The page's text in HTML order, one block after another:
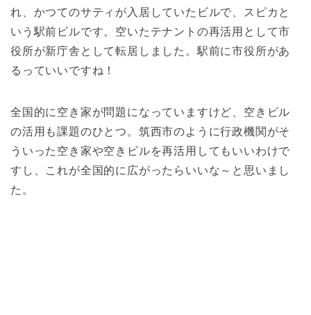
れ、かつてのサティが入居していたビルで、スピカと
いう駅前ビルです。空いたテナントの再活用として市
役所が新庁舎として転居しました。駅前に市役所があ
るっていいですね！
全国的に空き家が問題になっていますけど、空きビル
の活用も課題のひとつ。筑西市のように行政機関がそ
ういった空き家や空きビルを再活用してもいいわけで
すし、これが全国的に広がったらいいな～と思いまし
た。